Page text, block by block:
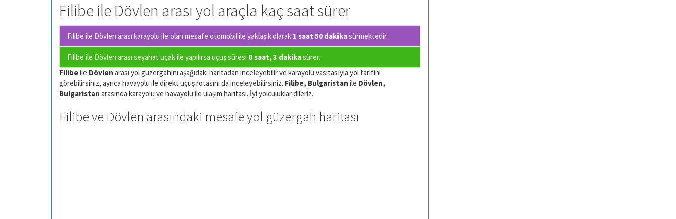
Filibe ile Dövlen arası yol araçla kaç saat sürer
Filibe ile Dövlen arası karayolu ile olan mesafe otomobil ile yaklaşık olarak 1 saat 50 dakikasürmektedir.
Filibe ile Dövlen arası seyahat uçak ile yapılırsa uçuş süresi 0 saat, 3 dakikasürer.
Filibeile Dövlen arası yol güzergahını aşağıdaki haritadan inceleyebilir ve karayolu vasıtasıyla yol tarifini
görebilirsiniz, ayrıca havayolu ile direkt uçuş rotasını da inceleyebilirsiniz. Filibe, Bulgaristan ile Dövlen,
Bulgaristan arasında karayolu ve havayolu ile ulaşım harıtası. İyi yolculuklar dileriz.
Filibe ve Dövlen arasındaki mesafe yol güzergah haritası